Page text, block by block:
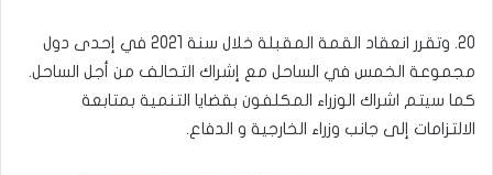
20. وتقرر انعقاد القمة المقبلة خلال سنة 2021 في إحدى دول
مجموعة الخمس في الساحل مع إشراك التحالف من أجل الساحل.
كما سيتم اشراك الوزراء المكلفون بقضايا التنمية بمتابعة
الالتزامات إلى جانب وزراء الخارجية و الدفاع.